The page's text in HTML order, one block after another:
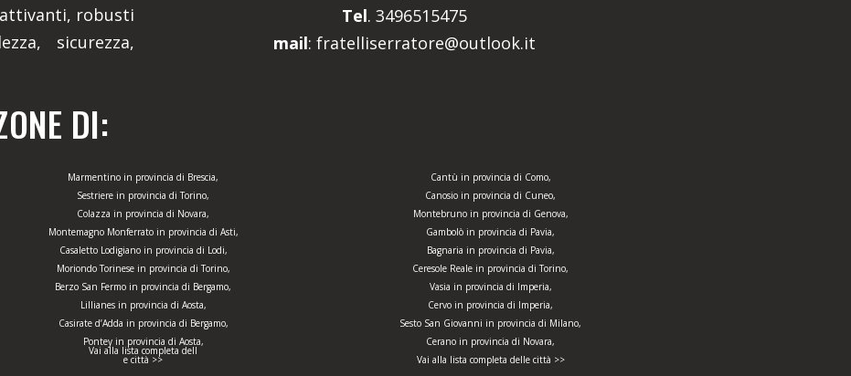
robusti
sicurezza,
Tel. 3496515475
mail: fratelliserratore@outlook.it
DI:
Marmentino in provincia di Brescia,
Sestriere in provincia di Torino,
Colazza in provincia di Novara,
Montemagno Monferrato in provincia di Asti,
Casaletto Lodigiano in provincia di Lodi,
Moriondo Torinese in provincia di Torino,
Berzo San Fermo in provincia di Bergamo,
Lillianes in provincia di Aosta,
Casirate d’Adda in provincia di Bergamo,
Pontey in provincia di Aosta,
Vai alla lista completa dell
e città >>
Cantù in provincia di Como,
Canosio in provincia di Cuneo,
Montebruno in provincia di Genova,
Gambolò in provincia di Pavia,
Bagnaria in provincia di Pavia,
Ceresole Reale in provincia di Torino,
Vasia in provincia di Imperia,
Cervo in provincia di Imperia,
Sesto San Giovanni in provincia di Milano,
Cerano in provincia di Novara,
Vai alla lista completa delle città >>